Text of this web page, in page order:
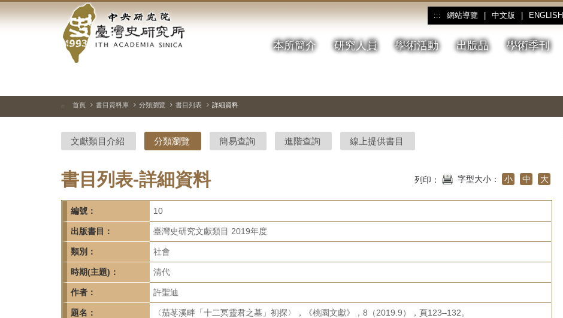
到
中
央
研
院-
臺
灣
史
研
究
所-
首
頁
::: 網站導覽 中文版 ENGLISH
本所簡介 研究人員 學術活動 出版品 學術季刊
::: 首頁 書目資料庫 分類瀏覽 書目列表 詳細資料
文獻類目介紹 分類瀏覽 簡易查詢 進階查詢 線上提供書目
書目列表-詳細資料 列印： 字型大小： 小 中 大
編號： 10
出版書目： 臺灣史研究文獻類目 2019年度
類別： 社會
時期(主題)： 清代
作者： 許聖迪
題名： 〈茄苳溪畔「十二冥靈君之墓」初探〉，《桃園文獻》，8（2019.9），頁123–132。